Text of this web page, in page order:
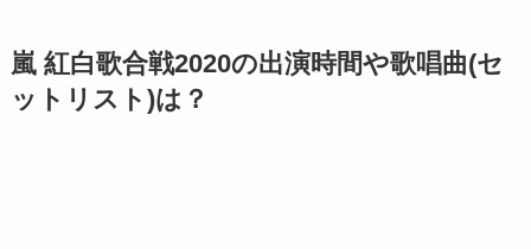
嵐 紅白歌合戦2020の出演時間や歌唱曲(セ
ットリスト)は？